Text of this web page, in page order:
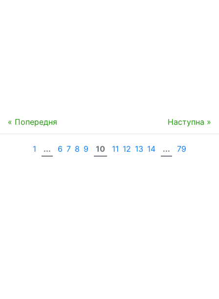
« Попередня Наступна »
1 ... 6 7 8 9 10 11 12 13 14 ... 79